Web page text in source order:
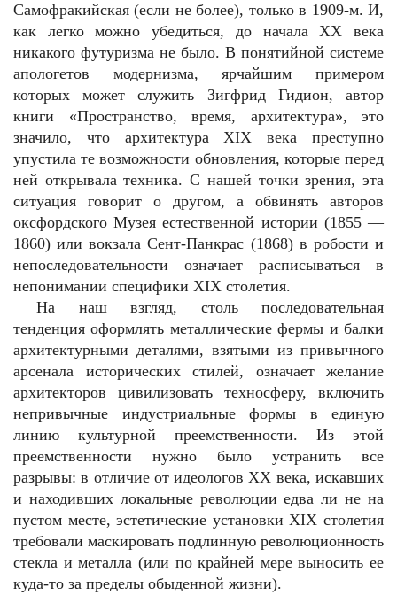
Самофракийская (если не более), только в 1909-м. И,
как легко можно убедиться, до начала ХХ века
никакого футуризма не было. В понятийной системе
апологетов модернизма, ярчайшим примером
которых может служить Зигфрид Гидион, автор
книги «Пространство, время, архитектура», это
значило, что архитектура XIX века преступно
упустила те возможности обновления, которые перед
ней открывала техника. С нашей точки зрения, эта
ситуация говорит о другом, а обвинять авторов
оксфордского Музея естественной истории (1855 —
1860) или вокзала Сент-Панкрас (1868) в робости и
непоследовательности означает расписываться в
непонимании специфики XIX столетия.
На наш взгляд, столь последовательная
тенденция оформлять металлические фермы и балки
архитектурными деталями, взятыми из привычного
арсенала исторических стилей, означает желание
архитекторов цивилизовать техносферу, включить
непривычные индустриальные формы в единую
линию культурной преемственности. Из этой
преемственности нужно было устранить все
разрывы: в отличие от идеологов ХХ века, искавших
и находивших локальные революции едва ли не на
пустом месте, эстетические установки XIX столетия
требовали маскировать подлинную революционность
стекла и металла (или по крайней мере выносить ее
куда-то за пределы обыденной жизни).